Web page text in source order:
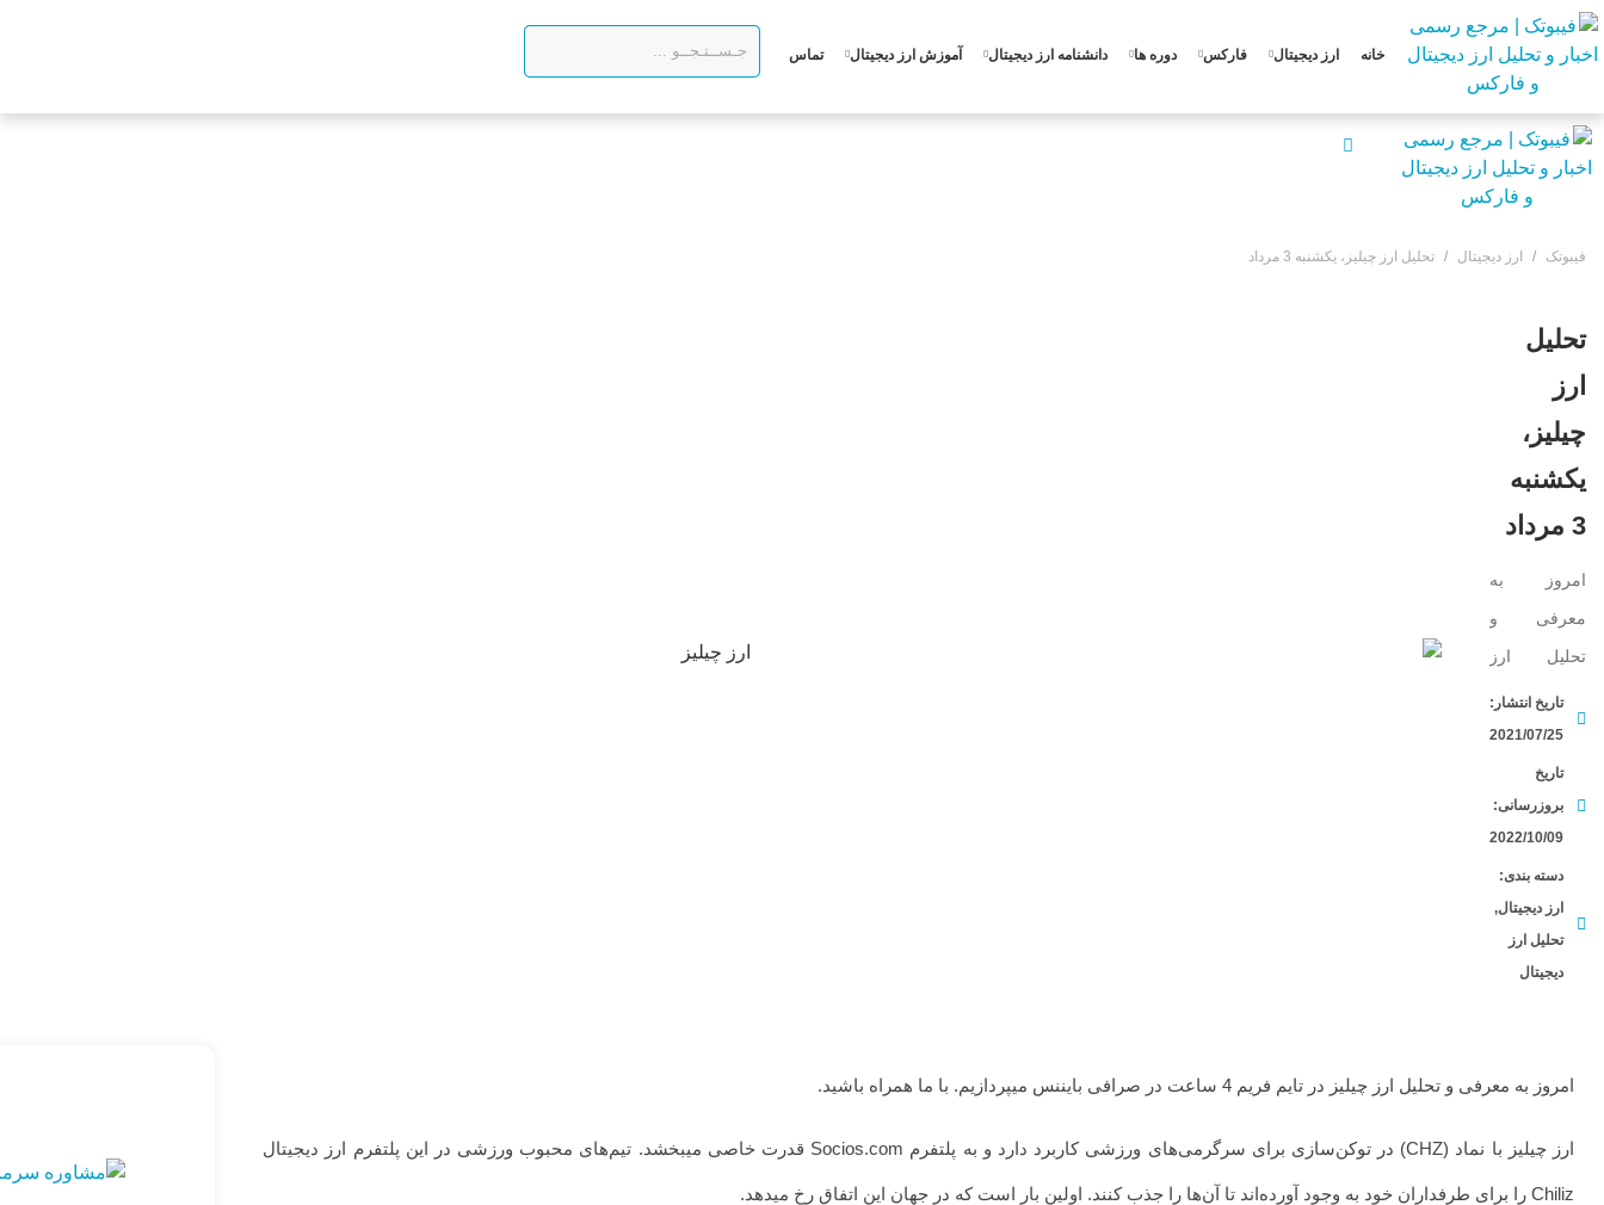
خانه ارز دیجیتال فارکس دوره ها دانشنامه ارز دیجیتال آموزش ارز دیجیتال تماس
فیبوتک ارز دیجیتال تحلیل ارز چیلیز، یکشنبه 3 مرداد
تحلیل
ارز
چیلیز،
یکشنبه
3 مرداد
امروز به
معرفی و
تحلیل ارز
چیلیز در تایم
فریم 4
ساعت در
صرافی
بایننس
میپردازیم. با
ما همراه
باشید. ...
تاریخ انتشار:
2021/07/25
تاریخ
بروزرسانی:
2022/10/09
دسته بندی:
ارز دیجیتال,
تحلیل ارز
دیجیتال
امروز به معرفی و تحلیل ارز چیلیز در تایم فریم 4 ساعت در صرافی بایننس میپردازیم. با ما همراه باشید.
ارز چیلیز با نماد (CHZ) در توکن‌سازی برای سرگرمی‌های ورزشی کاربرد دارد و به پلتفرم Socios.com قدرت خاصی میبخشد. تیم‌های محبوب ورزشی در این پلتفرم ارز دیجیتال
Chiliz را برای طرفداران خود به وجود آورده‌اند تا آن‌ها را جذب کنند. اولین بار است که در جهان این اتفاق رخ میدهد.